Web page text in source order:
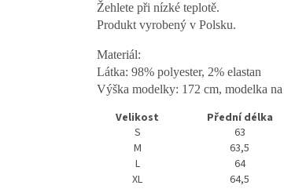
Žehlete při nízké teplotě.
Produkt vyrobený v Polsku.
Materiál:
Látka: 98% polyester, 2% elastan
Výška modelky: 172 cm, modelka
Velikost Přední délka
S
63
M
63,5
L
64
XL
64,5